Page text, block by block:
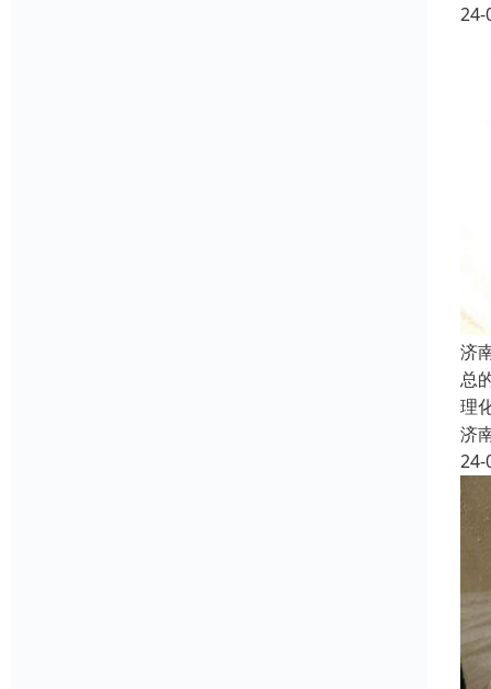
24-
济
总
理
济
24-